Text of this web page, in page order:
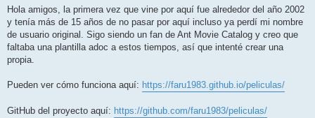
s
Hola amigos, la primera vez que vine por aquí fue alrededor del año 2002
y tenía más de 15 años de no pasar por aquí incluso ya perdí mi nombre
de usuario original. Sigo siendo un fan de Ant Movie Catalog y creo que
faltaba una plantilla adoc a estos tiempos, así que intenté crear una
propia.
Pueden ver cómo funciona aquí: https://faru1983.github.io/peliculas/
GitHub del proyecto aquí: https://github.com/faru1983/peliculas/